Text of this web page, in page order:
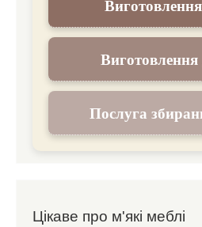
Виготовлення
Послуга
Цікаве про м'які меблі